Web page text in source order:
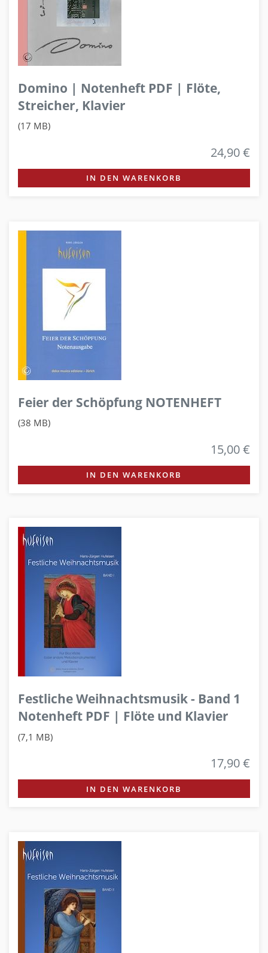
Domino | Notenheft PDF | Flöte,
Streicher, Klavier
(17 MB)
24,90 €
IN DEN WARENKORB
Feier der Schöpfung NOTENHEFT
(38 MB)
15,00 €
IN DEN WARENKORB
Festliche Weihnachtsmusik - Band 1
Notenheft PDF | Flöte und Klavier
(7,1 MB)
17,90 €
IN DEN WARENKORB